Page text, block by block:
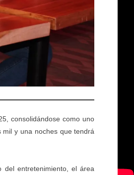
consolidándose como uno
y una noches que tendrá
del entretenimiento, el área